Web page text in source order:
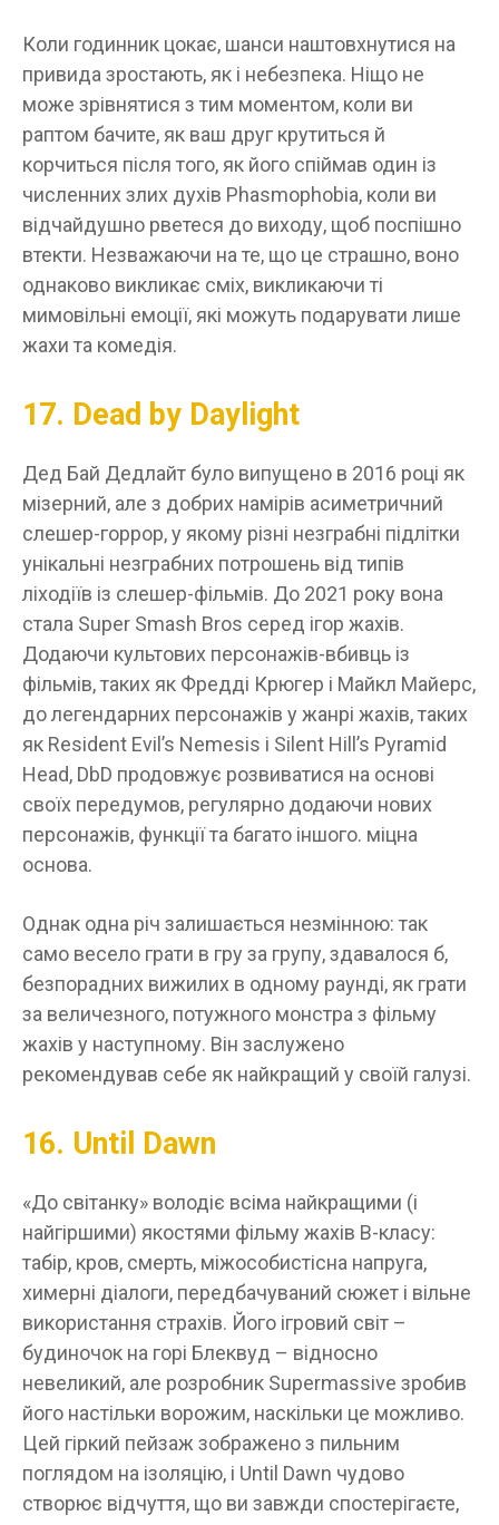
Коли годинник цокає, шанси наштовхнутися на
привида зростають, як і небезпека. Ніщо не
може зрівнятися з тим моментом, коли ви
раптом бачите, як ваш друг крутиться й
корчиться після того, як його спіймав один із
численних злих духів Phasmophobia, коли ви
відчайдушно рветеся до виходу, щоб поспішно
втекти. Незважаючи на те, що це страшно, воно
однаково викликає сміх, викликаючи ті
мимовільні емоції, які можуть подарувати лише
жахи та комедія.
17. Dead by Daylight
Дед Бай Дедлайт було випущено в 2016 році як
мізерний, але з добрих намірів асиметричний
слешер-горрор, у якому різні незграбні підлітки
унікальні незграбних потрошень від типів
ліходіїв із слешер-фільмів. До 2021 року вона
стала Super Smash Bros серед ігор жахів.
Додаючи культових персонажів-вбивць із
фільмів, таких як Фредді Крюгер і Майкл Майерс,
до легендарних персонажів у жанрі жахів, таких
як Resident Evil’s Nemesis і Silent Hill’s Pyramid
Head, DbD продовжує розвиватися на основі
своїх передумов, регулярно додаючи нових
персонажів, функції та багато іншого. міцна
основа.
Однак одна річ залишається незмінною: так
само весело грати в гру за групу, здавалося б,
безпорадних вижилих в одному раунді, як грати
за величезного, потужного монстра з фільму
жахів у наступному. Він заслужено
рекомендував себе як найкращий у своїй галузі.
16. Until Dawn
«До світанку» володіє всіма найкращими (і
найгіршими) якостями фільму жахів B-класу:
табір, кров, смерть, міжособистісна напруга,
химерні діалоги, передбачуваний сюжет і вільне
використання страхів. Його ігровий світ –
будиночок на горі Блеквуд – відносно
невеликий, але розробник Supermassive зробив
його настільки ворожим, наскільки це можливо.
Цей гіркий пейзаж зображено з пильним
поглядом на ізоляцію, і Until Dawn чудово
створює відчуття, що ви завжди спостерігаєте,